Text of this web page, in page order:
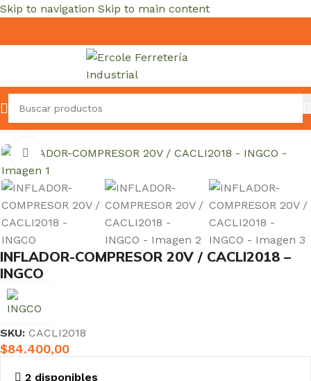
Skip to navigation Skip to main content
HERRAMIENTAS ELÉCTRICAS Y A BATERÍAS Infladores
Clic para ampliar
INFLADOR-COMPRESOR 20V / CACLI2018 –
INGCO
SKU: CACLI2018
$84.400,00
2 disponibles